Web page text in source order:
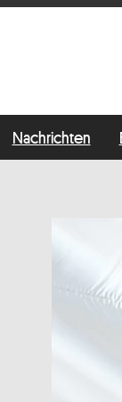
Nachrichten